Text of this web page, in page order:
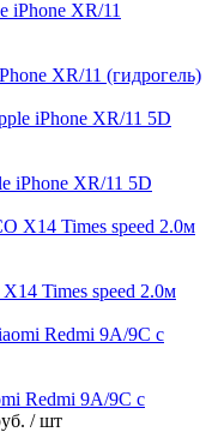
XR/11 (гидрогель)
iPhone XR/11 5D
Times speed 2.0м
Redmi 9A/9C с
/ шт